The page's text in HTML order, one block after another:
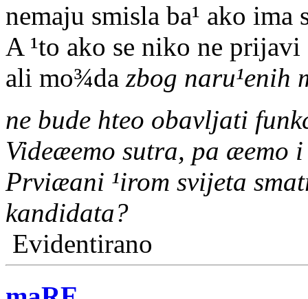
nemaju smisla ba¹ ako
A ¹to ako se niko ne
ali mo¾da zbog naru¹enih
ne bude hteo obavljati
Videæemo sutra, pa æemo
Prviæani ¹irom svijeta
kandidata?
Evidentirano